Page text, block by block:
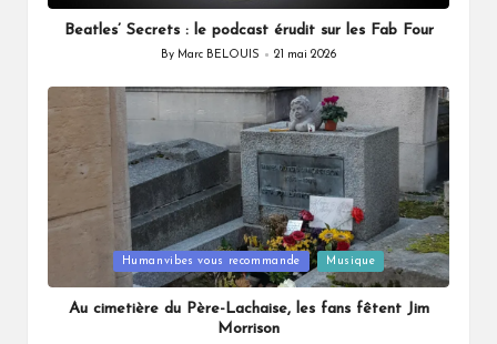
in
Beatles’ Secrets : le podcast érudit sur les Fab Four
Posted
By Marc BELOUIS 21 mai 2026
in
Humanvibes vous recommande Musique
Au cimetière du Père-Lachaise, les fans fêtent Jim
Morrison